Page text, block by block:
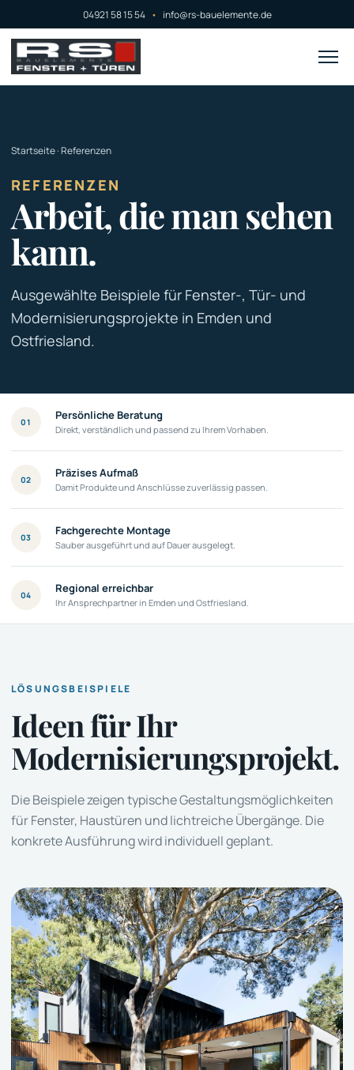
04921 58 15 54 • info@rs-bauelemente.de
Startseite· Referenzen
REFERENZEN
Arbeit, die man sehen
kann.
Ausgewählte Beispiele für Fenster-, Tür- und
Modernisierungsprojekte in Emden und
Ostfriesland.
01 Persönliche Beratung
Direkt, verständlich und passend zu Ihrem Vorhaben.
02 Präzises Aufmaß
Damit Produkte und Anschlüsse zuverlässig passen.
03 Fachgerechte Montage
Sauber ausgeführt und auf Dauer ausgelegt.
04 Regional erreichbar
Ihr Ansprechpartner in Emden und Ostfriesland.
LÖSUNGSBEISPIELE
Ideen für Ihr
Modernisierungsprojekt.
Die Beispiele zeigen typische Gestaltungsmöglichkeiten
für Fenster, Haustüren und lichtreiche Übergänge. Die
konkrete Ausführung wird individuell geplant.